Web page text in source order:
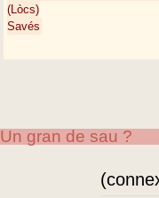
(Lòcs)
Savés
Un gran de sau ?